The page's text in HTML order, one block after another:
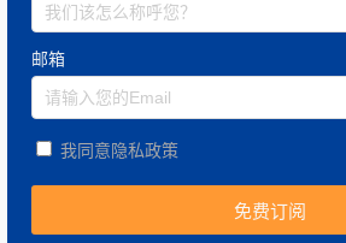
邮箱
我同意隐私政策